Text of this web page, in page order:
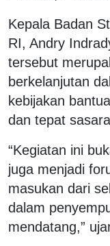
Kepala Badan
RI, Andry
tersebut
berkelanjutan
kebijakan
dan tepat
“Kegiatan ini
juga menjadi
masukan dari
dalam
mendatang,”